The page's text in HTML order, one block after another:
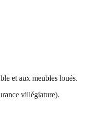
et aux meubles loués.
villégiature).